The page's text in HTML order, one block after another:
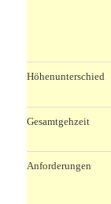
Höhenunterschied
Gesamtgehzeit
Anforderungen